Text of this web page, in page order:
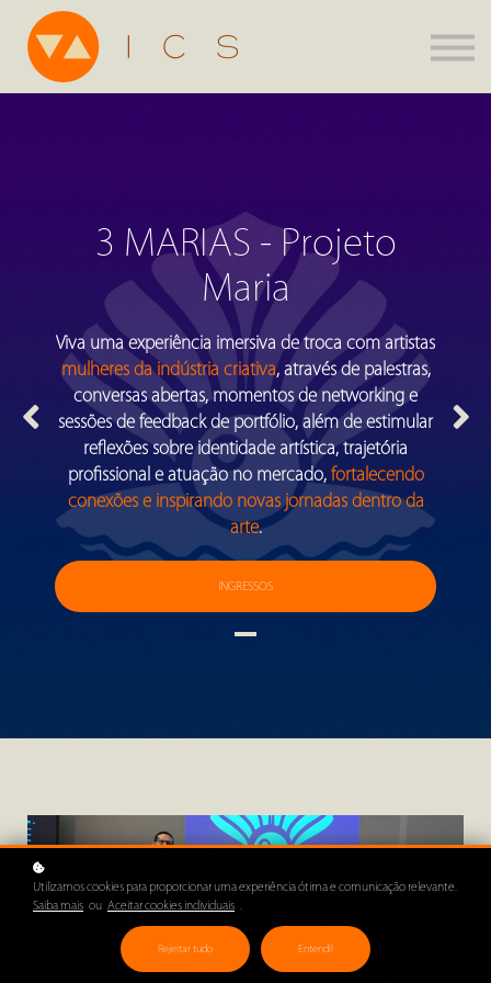
Assinatura
Criar Conta
3 MARIAS - Projeto
Maria
Viva uma experiência imersiva de troca com artistas
mulheres da indústria criativa, através de palestras,
conversas abertas, momentos de networking e
sessões de feedback de portfólio, além de estimular
reflexões sobre identidade artística, trajetória
profissional e atuação no mercado, fortalecendo
conexões e inspirando novas jornadas dentro da
arte.
INGRESSOS
Utilizamos cookies para proporcionar uma experiência ótima e comunicação relevante.
Saiba mais ou Aceitar cookies individuais
Rejeitar tudo Entendi!